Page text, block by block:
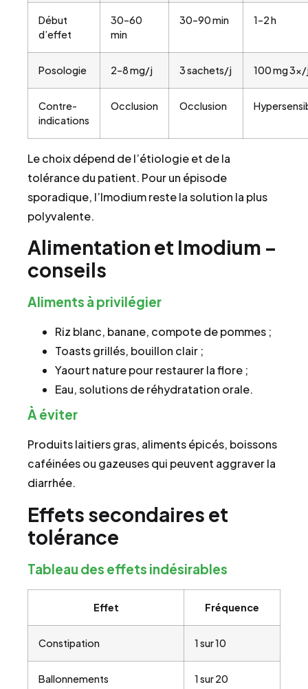
Début
d’effet
30–60
min
30–90 min 1–2 h
Posologie 2–8 mg/j 3 sachets/j 100 mg
Contre-
indications
Occlusion Occlusion
Le choix dépend de l’étiologie et de la
tolérance du patient. Pour un épisode
sporadique, l’Imodium reste la solution la plus
polyvalente.
Alimentation et Imodium –
conseils
Aliments à privilégier
Riz blanc, banane, compote de pommes ;
Toasts grillés, bouillon clair ;
Yaourt nature pour restaurer la flore ;
Eau, solutions de réhydratation orale.
À éviter
Produits laitiers gras, aliments épicés, boissons
caféinées ou gazeuses qui peuvent aggraver la
diarrhée.
Effets secondaires et
tolérance
Tableau des effets indésirables
Effet Fréquence
Constipation 1 sur 10
Ballonnements 1 sur 20